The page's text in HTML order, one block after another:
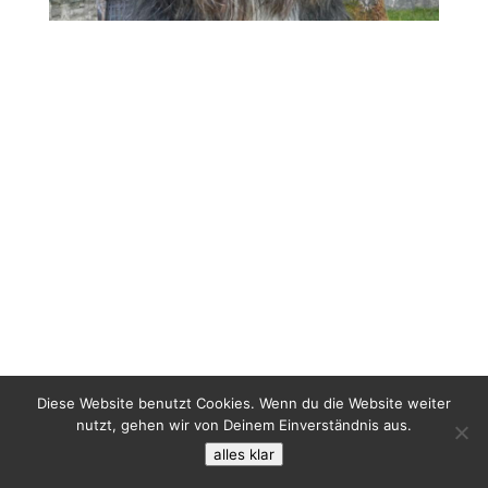
Diese Website benutzt Cookies. Wenn du die Website weiter
nutzt, gehen wir von Deinem Einverständnis aus.
alles klar